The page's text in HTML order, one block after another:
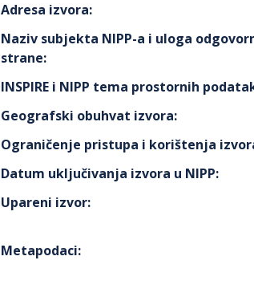
Adresa izvora:
Naziv subjekta NIPP-a i uloga
strane:
INSPIRE i NIPP tema prostornih
Geografski obuhvat izvora:
Ograničenje pristupa i korištenja
Datum uključivanja izvora u NIPP:
Upareni izvor:
Metapodaci: